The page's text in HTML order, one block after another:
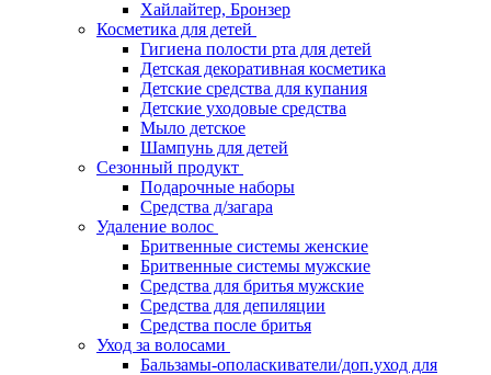
Хайлайтер, Бронзер
Косметика для детей
Гигиена полости рта для детей
Детская декоративная косметика
Детские средства для купания
Детские уходовые средства
Мыло детское
Шампунь для детей
Сезонный продукт
Подарочные наборы
Средства д/загара
Удаление волос
Бритвенные системы женские
Бритвенные системы мужские
Средства для бритья мужские
Средства для депиляции
Средства после бритья
Уход за волосами
Бальзамы-ополаскиватели/доп.уход для